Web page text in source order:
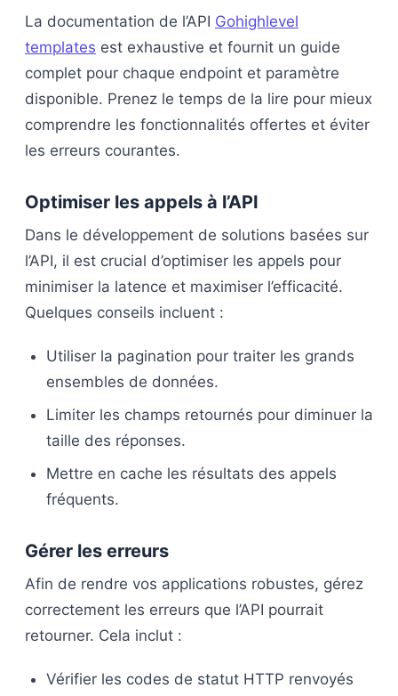
La documentation de l’API Gohighlevel
templates est exhaustive et fournit un guide
complet pour chaque endpoint et paramètre
disponible. Prenez le temps de la lire pour mieux
comprendre les fonctionnalités offertes et éviter
les erreurs courantes.
Optimiser les appels à l’API
Dans le développement de solutions basées sur
l’API, il est crucial d’optimiser les appels pour
minimiser la latence et maximiser l’efficacité.
Quelques conseils incluent :
Utiliser la pagination pour traiter les grands
ensembles de données.
Limiter les champs retournés pour diminuer la
taille des réponses.
Mettre en cache les résultats des appels
fréquents.
Gérer les erreurs
Afin de rendre vos applications robustes, gérez
correctement les erreurs que l’API pourrait
retourner. Cela inclut :
Vérifier les codes de statut HTTP renvoyés